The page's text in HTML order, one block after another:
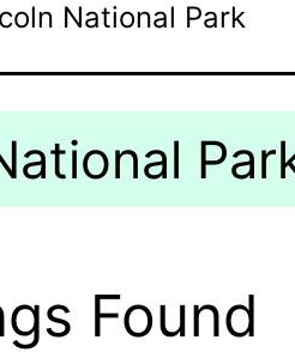
National Park
Found